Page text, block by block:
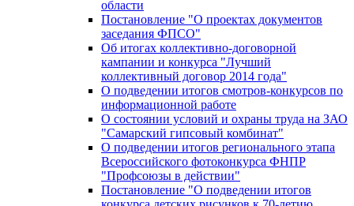
области
Постановление "О проектах документов
заседания ФПСО"
Об итогах коллективно-договорной
кампании и конкурса "Лучший
коллективный договор 2014 года"
О подведении итогов смотров-конкурсов по
информационной работе
О состоянии условий и охраны труда на ЗАО
"Самарский гипсовый комбинат"
О подведении итогов регионального этапа
Всероссийского фотоконкурса ФНПР
"Профсоюзы в действии"
Постановление "О подведении итогов